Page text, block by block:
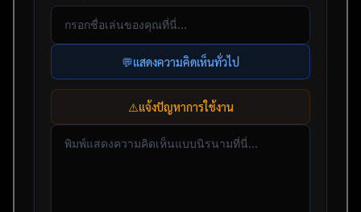
💬แสดงความคิดเห็นทั่วไป
⚠️แจ้งปัญหาการใช้งาน